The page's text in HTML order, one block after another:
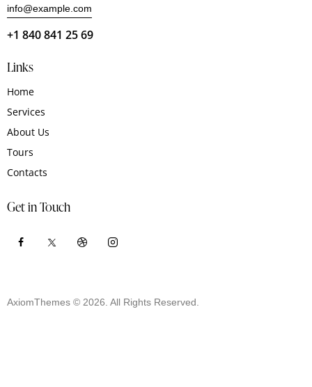
info@example.com
+1 840 841 25 69
Links
Home
Services
About Us
Tours
Contacts
Get in Touch
AxiomThemes © 2026. All Rights Reserved.